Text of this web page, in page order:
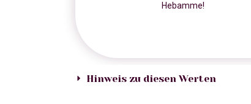
Hebamme!
Hinweis zu diesen Werten